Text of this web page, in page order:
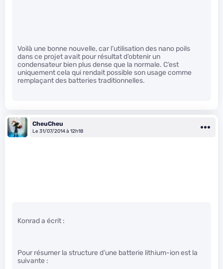
Voilà une bonne nouvelle, car l’utilisation des nano poils
dans ce projet avait pour résultat d’obtenir un
condensateur bien plus dense que la normale. C’est
uniquement cela qui rendait possible son usage comme
remplaçant des batteries traditionnelles.
CheuCheu
Le 31/07/2014 à 12h18
Konrad a écrit :
Pour résumer la structure d’une batterie lithium-ion est la
suivante :